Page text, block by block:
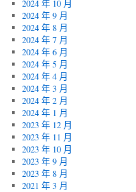
2024 年 10 月
2024 年 9 月
2024 年 8 月
2024 年 7 月
2024 年 6 月
2024 年 5 月
2024 年 4 月
2024 年 3 月
2024 年 2 月
2024 年 1 月
2023 年 12 月
2023 年 11 月
2023 年 10 月
2023 年 9 月
2023 年 8 月
2021 年 3 月